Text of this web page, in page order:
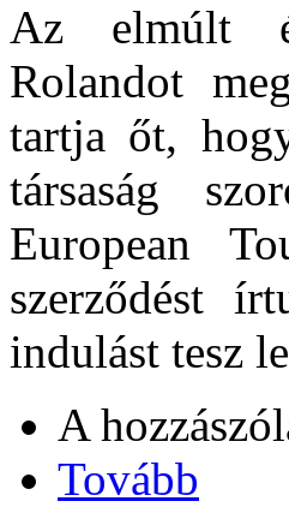
Az elmúlt
Rolandot
tartja őt,
társaság
European
szerződést
indulást tesz
A
Tovább